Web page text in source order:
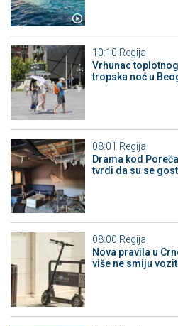
10:10 Regija
Vrhunac
tropska noć u
08:01 Regija
Drama kod
tvrdi da su se
08:00 Regija
Nova pravila u
više ne smiju